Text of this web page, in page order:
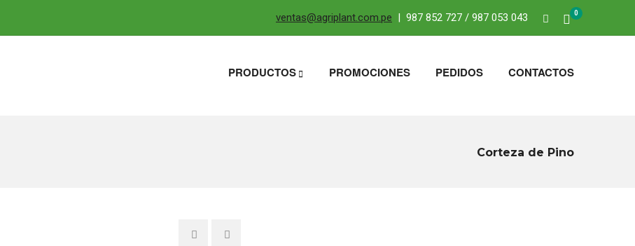
0
ventas@agriplant.com.pe | 987 852 727 / 987 053 043
PRODUCTOS PROMOCIONES PEDIDOS CONTACTOS
Corteza de Pino